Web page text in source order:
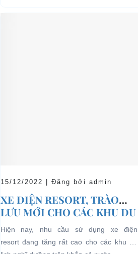
15/12/2022 | Đăng bởi admin
XE ĐIỆN RESORT, TRÀO
LƯU MỚI CHO CÁC KHU DU
LỊCH NGHĨ DƯỠNG.
Hiện nay, nhu cầu sử dụng xe điện
resort đang tăng rất cao cho các khu du